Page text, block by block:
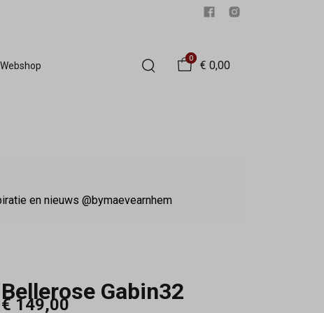
0
€ 0,00
en nieuws @bymaevearnhem
Bellerose Gabin32
€ 149,00